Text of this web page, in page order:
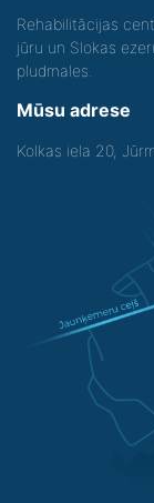
Rehabilitācijas
jūru un Slokas
pludmales.
Mūsu adrese
Kolkas iela 20,